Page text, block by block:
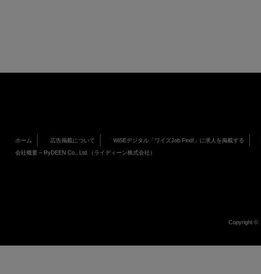
ホーム 広告掲載について WiSEデジタル「ワイズJob Find!」に求人を掲載する
会社概要 – RyDEEN Co., Ltd.（ライディーン株式会社）
Copyright ©